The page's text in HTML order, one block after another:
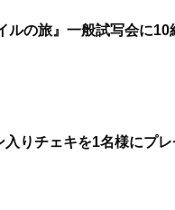
ルの旅』一般試写会に10
りチェキを1名様にプ